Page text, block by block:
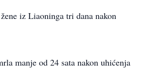
iz Liaoninga tri dana nakon
manje od 24 sata nakon uhićenja